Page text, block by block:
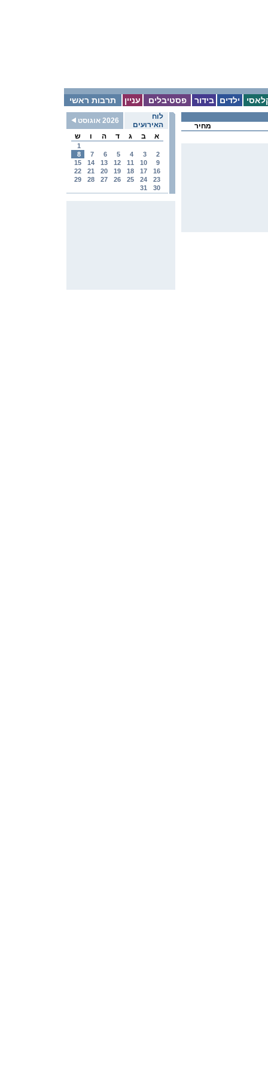
תרבות ראשי עניין פסטיבלים בידור ילדים
לוח
האירועים
2026 אוגוסט
א
ב ג ד ה ו ש
1
2
3
4
5
6
7
8
9
10
11
12
13
14
15
16
17
18
19
20
21
22
23
24
25
26
27
28
29
30
31
מחיר